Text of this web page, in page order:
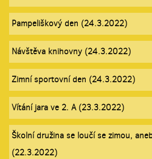
Pampeliškový den (24.3.2022)
Návštěva knihovny (24.3.2022)
Zimní sportovní den (24.3.2022)
Vítání jara ve 2. A (23.3.2022)
Školní družina se loučí se zimou,
(22.3.2022)